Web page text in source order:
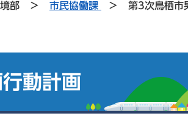
部 > 市民協働課 > 第3次鳥栖市
動計画